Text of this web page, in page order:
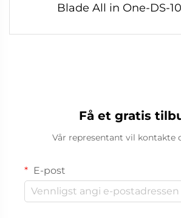
Blade All in One-DS-
Få et gratis
Vår representant vil kontakte
E-post